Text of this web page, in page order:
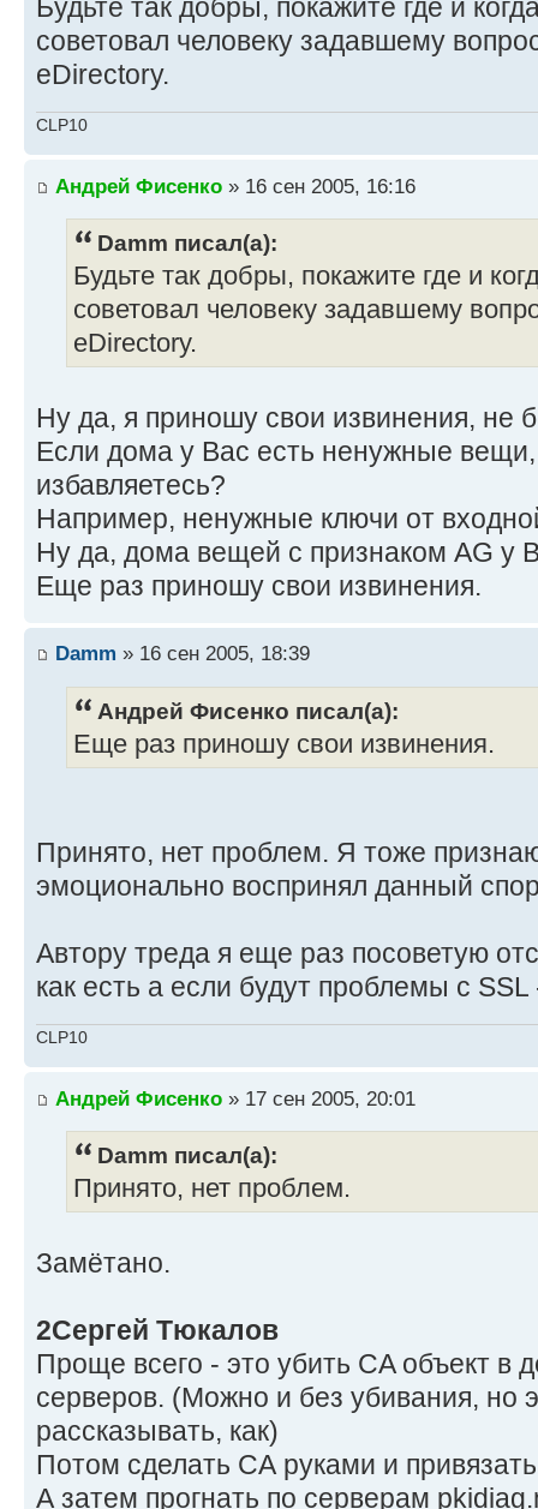
Будьте так добры, покажите где и
советовал человеку задавшему
eDirectory.
CLP10
Андрей Фисенко » 16 сен 2005, 16:16
Damm писал(а):
Будьте так добры, покажите где и
советовал человеку задавшему
eDirectory.
Ну да, я приношу свои извинения, не
Если дома у Вас есть ненужные
избавляетесь?
Например, ненужные ключи от
Ну да, дома вещей с признаком AG у
Еще раз приношу свои извинения.
Damm » 16 сен 2005, 18:39
Андрей Фисенко писал(а):
Еще раз приношу свои извинения.
Принято, нет проблем. Я тоже
эмоционально воспринял данный
Автору треда я еще раз посоветую
как есть а если будут проблемы с
CLP10
Андрей Фисенко » 17 сен 2005, 20:01
Damm писал(а):
Принято, нет проблем.
Замётано.
2Сергей Тюкалов
Проще всего - это убить CA объект в
серверов. (Можно и без убивания, но
рассказывать, как)
Потом сделать СА руками и
А затем прогнать по серверам